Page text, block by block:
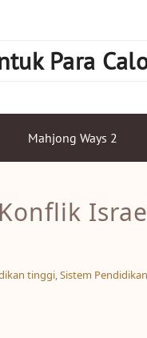
Para
Mahjong Ways 2
tinggi,Sistem Pendidikan